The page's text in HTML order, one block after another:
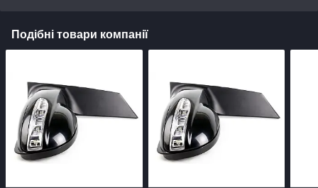
Подібні товари компанії